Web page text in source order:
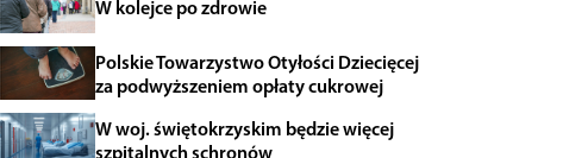
W kolejce po zdrowie
Polskie Towarzystwo Otyłości Dziecięcej
za podwyższeniem opłaty cukrowej
W woj. świętokrzyskim będzie więcej
szpitalnych schronów